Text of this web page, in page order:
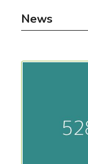
News